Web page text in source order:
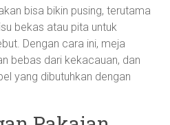
bisa bikin pusing, terutama
bekas atau pita untuk
Dengan cara ini, meja
bebas dari kekacauan, dan
yang dibutuhkan dengan